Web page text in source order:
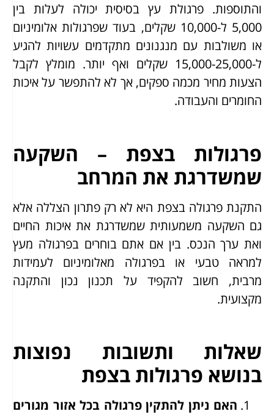
והתוספות. פרגולת עץ בסיסית יכולה לעלות בין
5,000 ל-10,000 שקלים, בעוד שפרגולות אלומיניום
או משולבות עם מנגנונים מתקדמים עשויות להגיע
ל-15,000-25,000 שקלים ואף יותר. מומלץ לקבל
הצעות מחיר מכמה ספקים, אך לא להתפשר על איכות
החומרים והעבודה.
פרגולות בצפת – השקעה
שמשדרגת את המרחב
התקנת פרגולה בצפת היא לא רק פתרון הצללה אלא
גם השקעה משמעותית שמשדרגת את איכות החיים
ואת ערך הנכס. בין אם אתם בוחרים בפרגולה מעץ
למראה טבעי או בפרגולה מאלומיניום לעמידות
מרבית, חשוב להקפיד על תכנון נכון והתקנה
מקצועית.
שאלות ותשובות נפוצות
בנושא פרגולות בצפת
האם ניתן להתקין פרגולה בכל אזור מגורים